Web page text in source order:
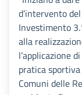
d’intervento
Investimento
alla
l’applicazione
pratica
Comuni delle